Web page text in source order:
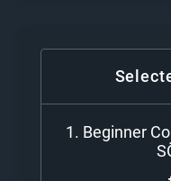
Liikuntasetelit:
liikuntaseteleillä,
Tilisiirto:
Summa: 95€
Vastaanottaja: Art
Tilinumero: FI83
1. Beginner